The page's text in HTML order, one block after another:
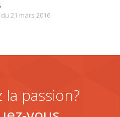
21 mars 2016
la passion?